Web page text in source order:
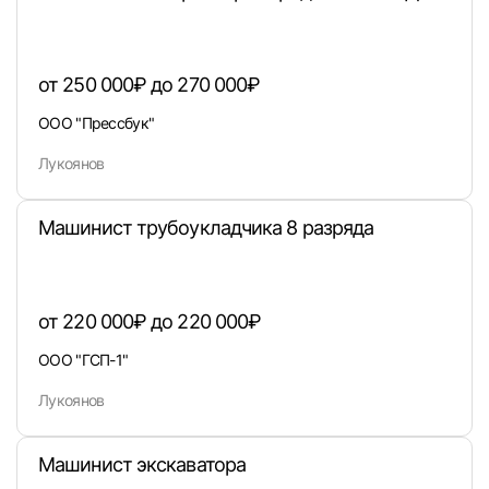
Войти с VK ID
Вход по коду
от 250 000₽ до 270 000₽
ООО "Прессбук"
Лукоянов
Машинист трубоукладчика 8 разряда
от 220 000₽ до 220 000₽
ООО "ГСП-1"
Лукоянов
Машинист экскаватора